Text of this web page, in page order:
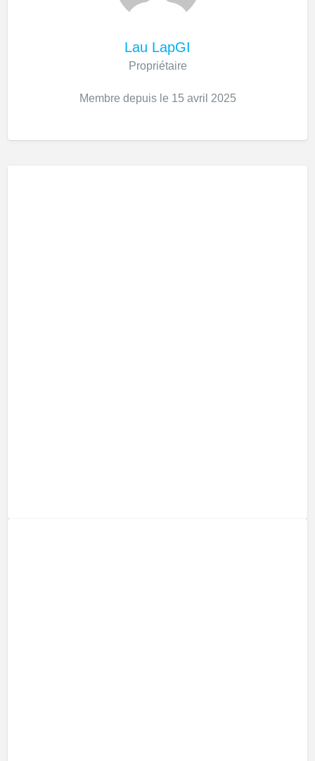
Lau LapGI
Propriétaire
Membre depuis le 15 avril 2025